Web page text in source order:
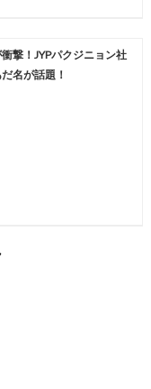
撃！JYPパクジニョン社
名が話題！